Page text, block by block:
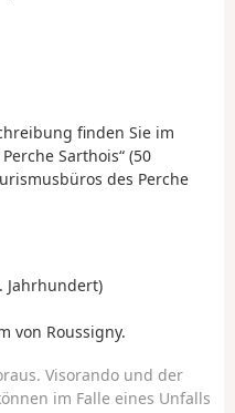
finden Sie im
Sarthois“ (50
des Perche
Jahrhundert)
von Roussigny.
Visorando und der
im Falle eines Unfalls